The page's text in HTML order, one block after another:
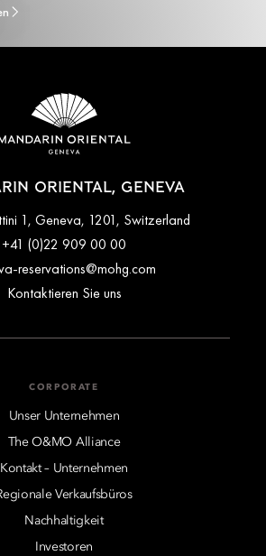
ORIENTAL, GENEVA
1, Geneva, 1201, Switzerland
+41 (0)22 909 00 00
reservations@mohg.com
Kontaktieren Sie uns
CORPORATE
Unser Unternehmen
The O&MO Alliance
Kontakt – Unternehmen
Verkaufsbüros
Nachhaltigkeit
Investoren